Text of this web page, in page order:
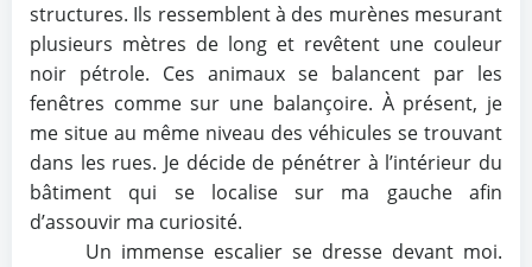
structures. Ils ressemblent à des murènes mesurant
plusieurs mètres de long et revêtent une couleur
noir pétrole. Ces animaux se balancent par les
fenêtres comme sur une balançoire. À présent, je
me situe au même niveau des véhicules se trouvant
dans les rues. Je décide de pénétrer à l’intérieur du
bâtiment qui se localise sur ma gauche afin
d’assouvir ma curiosité.
Un immense escalier se dresse devant moi.